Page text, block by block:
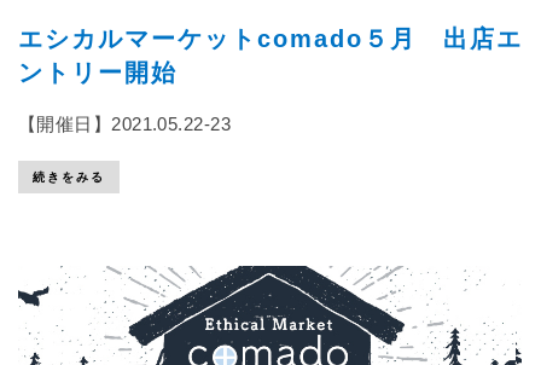
エシカルマーケットcomado５月 出店エ
ントリー開始
【開催日】2021.05.22-23
続きをみる